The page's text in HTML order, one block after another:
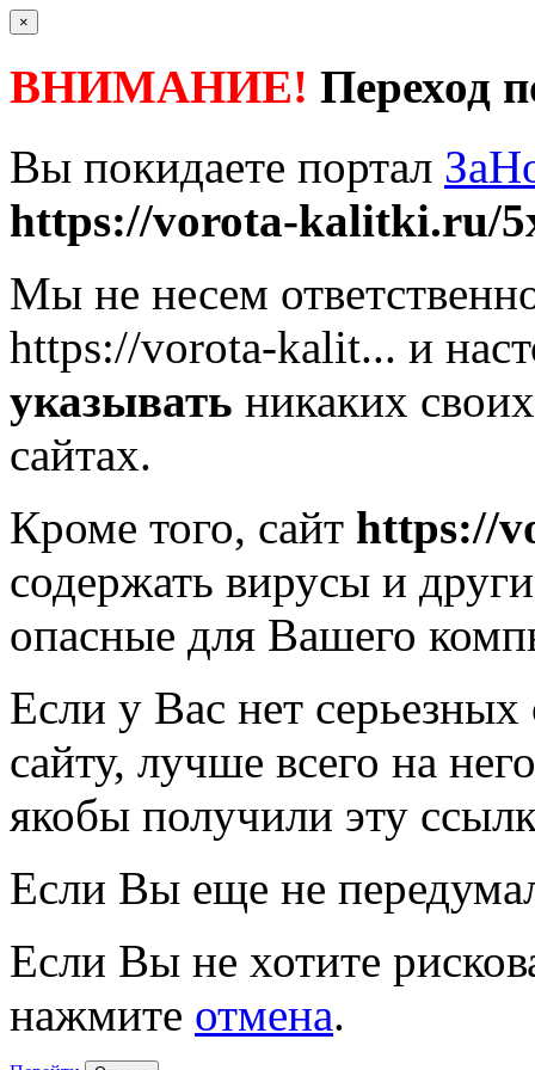
×
ВНИМАНИЕ! Переход
Вы покидаете портал
https://vorota-kalitki.ru/
Мы не несем
https://vorota-kalit... и
указывать никаких
сайтах.
Кроме того, сайт https://
содержать вирусы и
опасные для Вашего
Если у Вас нет
сайту, лучше всего на
якобы получили эту
Если Вы еще не
Если Вы не хотите
нажмите отмена.